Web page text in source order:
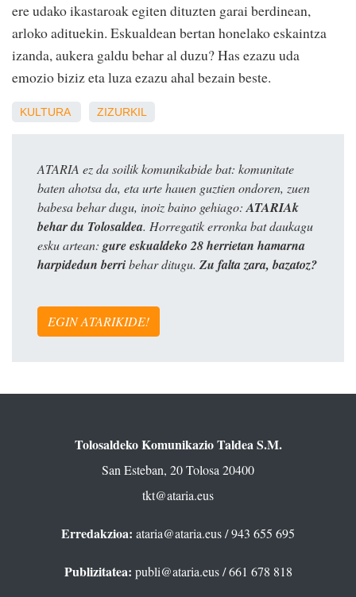
ere udako ikastaroak egiten dituzten garai berdinean,
arloko adituekin. Eskualdean bertan honelako eskaintza
izanda, aukera galdu behar al duzu? Has ezazu uda
emozio biziz eta luza ezazu ahal bezain beste.
KULTURA ZIZURKIL
ATARIA ez da soilik komunikabide bat: komunitate
baten ahotsa da, eta urte hauen guztien ondoren, zuen
babesa behar dugu, inoiz baino gehiago: ATARIAk
behar du Tolosaldea. Horregatik erronka bat daukagu
esku artean: gure eskualdeko 28 herrietan hamarna
harpidedun berribehar ditugu. Zu falta zara, bazatoz?
EGIN ATARIKIDE!
Tolosaldeko Komunikazio Taldea S.M.
San Esteban, 20 Tolosa 20400
tkt@ataria.eus
Erredakzioa: ataria@ataria.eus/ 943 655 695
Publizitatea: publi@ataria.eus/ 661 678 818